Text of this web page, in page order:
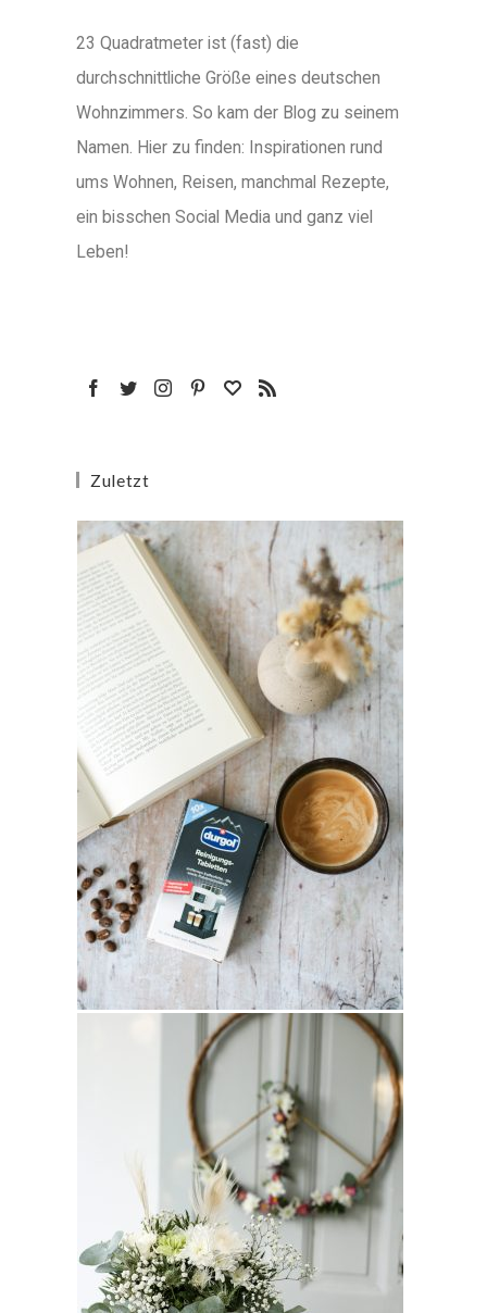
23 Quadratmeter ist (fast) die
durchschnittliche Größe eines deutschen
Wohnzimmers. So kam der Blog zu seinem
Namen. Hier zu finden: Inspirationen rund
ums Wohnen, Reisen, manchmal Rezepte,
ein bisschen Social Media und ganz viel
Leben!
Zuletzt